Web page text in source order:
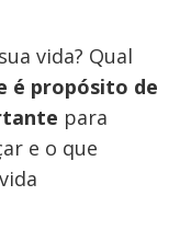
vida? Qual
é propósito de
para
e o que